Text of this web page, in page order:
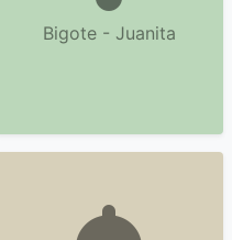
Bigote - Juanita